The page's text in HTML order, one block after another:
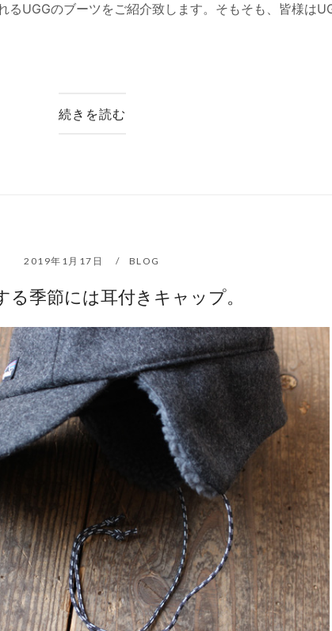
るUGGのブーツをご紹介致します。そもそも、皆様は
続きを読む
2019年1月17日 BLOG
る季節には耳付きキャップ。